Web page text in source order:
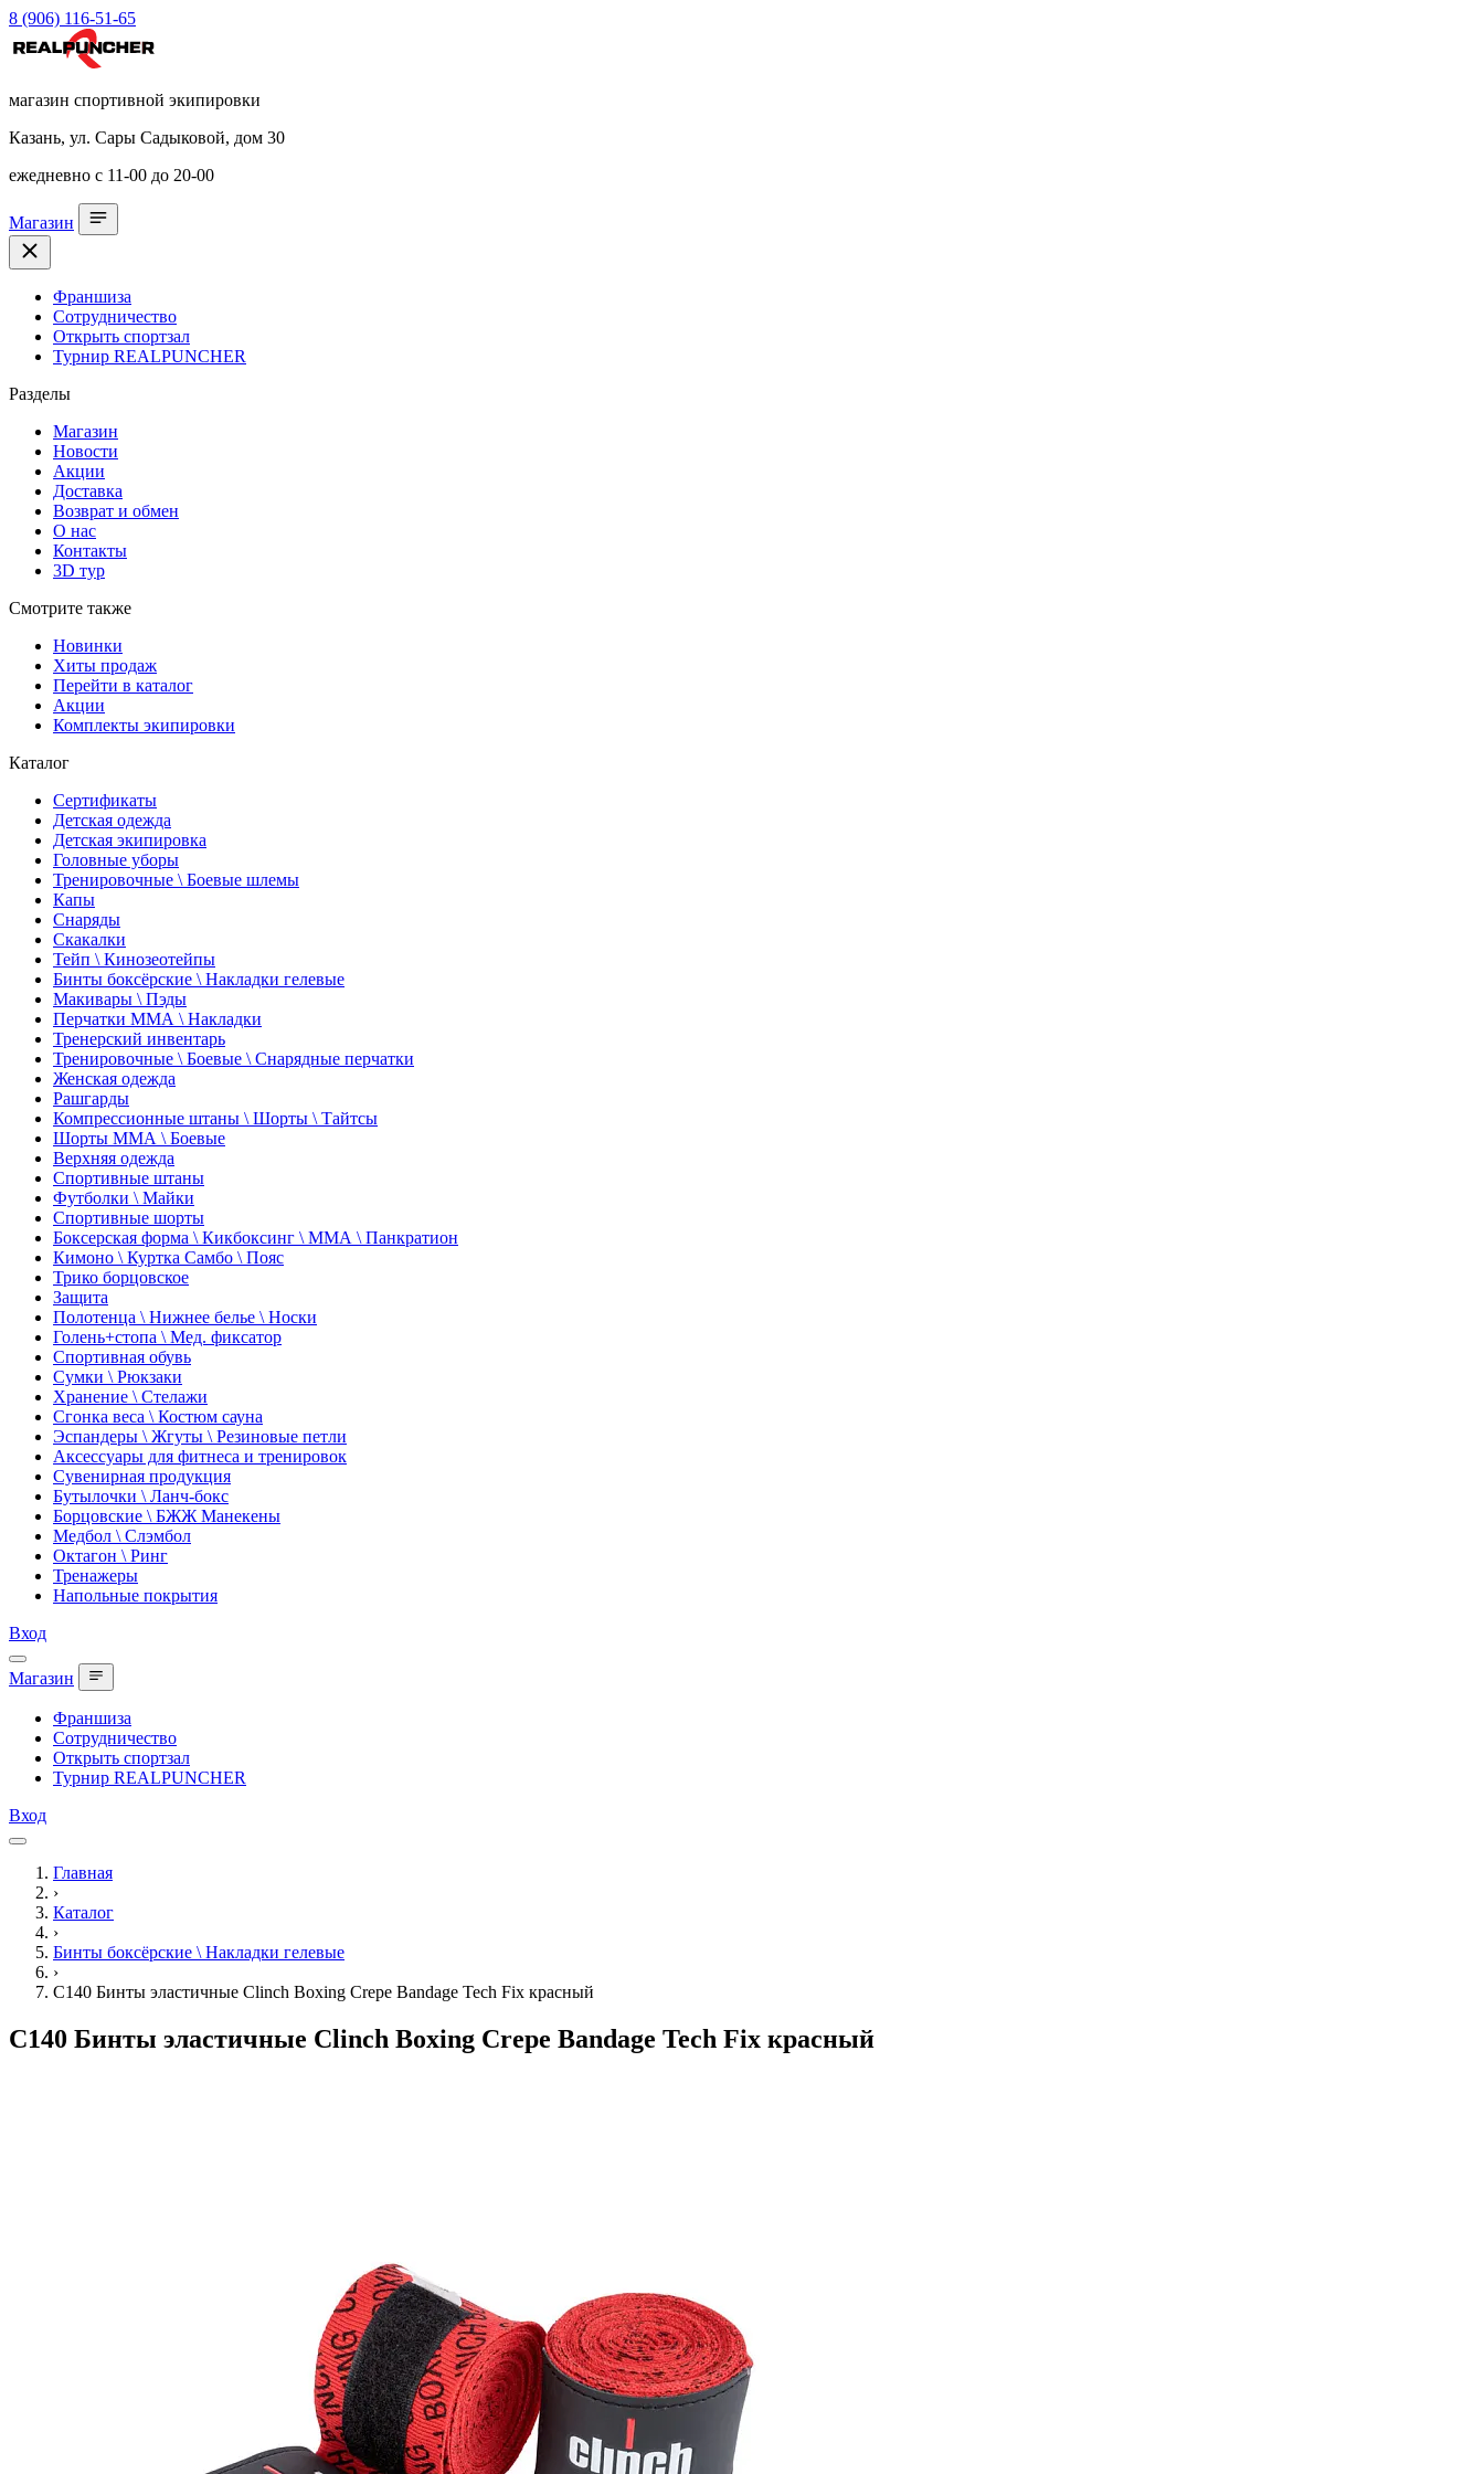
8 (906) 116-51-65
магазин спортивной экипировки
Казань, ул. Сары Садыковой, дом 30
ежедневно с 11-00 до 20-00
Магазин
Франшиза
Сотрудничество
Открыть спортзал
Турнир REALPUNCHER
Разделы
Магазин
Новости
Акции
Доставка
Возврат и обмен
О нас
Контакты
3D тур
Смотрите также
Новинки
Хиты продаж
Перейти в каталог
Акции
Комплекты экипировки
Каталог
Сертификаты
Детская одежда
Детская экипировка
Головные уборы
Тренировочные \ Боевые шлемы
Капы
Снаряды
Скакалки
Тейп \ Кинозеотейпы
Бинты боксёрские \ Накладки гелевые
Макивары \ Пэды
Перчатки ММА \ Накладки
Тренерский инвентарь
Тренировочные \ Боевые \ Снарядные перчатки
Женская одежда
Рашгарды
Компрессионные штаны \ Шорты \ Тайтсы
Шорты ММА \ Боевые
Верхняя одежда
Спортивные штаны
Футболки \ Майки
Спортивные шорты
Боксерская форма \ Кикбоксинг \ ММА \ Панкратион
Кимоно \ Куртка Самбо \ Пояс
Трико борцовское
Защита
Полотенца \ Нижнее белье \ Носки
Голень+стопа \ Мед. фиксатор
Спортивная обувь
Сумки \ Рюкзаки
Хранение \ Стелажи
Сгонка веса \ Костюм сауна
Эспандеры \ Жгуты \ Резиновые петли
Аксессуары для фитнеса и тренировок
Сувенирная продукция
Бутылочки \ Ланч-бокс
Борцовские \ БЖЖ Манекены
Медбол \ Слэмбол
Октагон \ Ринг
Тренажеры
Напольные покрытия
Вход
Магазин
Франшиза
Сотрудничество
Открыть спортзал
Турнир REALPUNCHER
Вход
Главная
›
Каталог
›
Бинты боксёрские \ Накладки гелевые
›
C140 Бинты эластичные Clinch Boxing Crepe Bandage Tech Fix красный
C140 Бинты эластичные Clinch Boxing Crepe Bandage Tech Fix красный